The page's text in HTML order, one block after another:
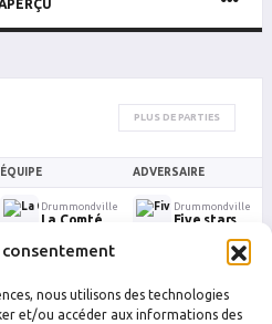
nous utilisons des technologies
et/ou accéder aux informations des
PLUS DE PARTIES
ÉQUIPE ADVERSAIRE
Drummondville
La Comté
Drummondville
Five stars
Drummondville Drummondville
Drummondville Drummondville